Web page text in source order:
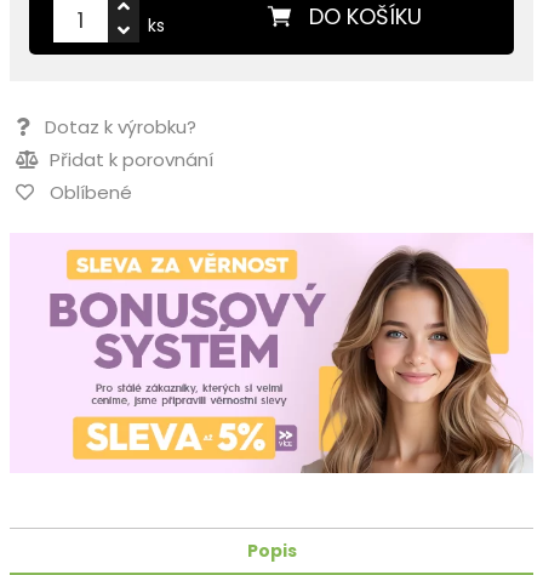
DO KOŠÍKU
ks
Dotaz k výrobku?
Přidat k porovnání
Oblíbené
Popis